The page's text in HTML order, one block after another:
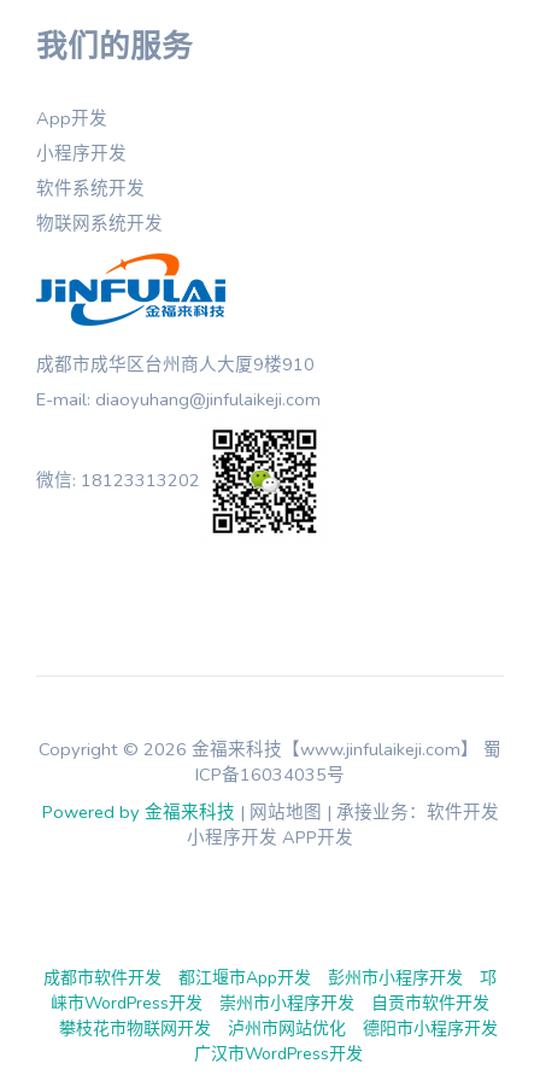
我们的服务
App开发
小程序开发
软件系统开发
物联网系统开发
成都市成华区台州商人大厦9楼910
E-mail: diaoyuhang@jinfulaikeji.com
微信: 18123313202
Copyright © 2026 金福来科技【www.jinfulaikeji.com】 蜀
ICP备16034035号
Powered by 金福来科技 | 网站地图 | 承接业务：软件开发
小程序开发 APP开发
成都市软件开发 都江堰市App开发 彭州市小程序开发
邛
崃市WordPress开发
崇州市小程序开发
自贡市软件开发
攀枝花市物联网开发
泸州市网站优化
德阳市小程序开发
广汉市WordPress开发